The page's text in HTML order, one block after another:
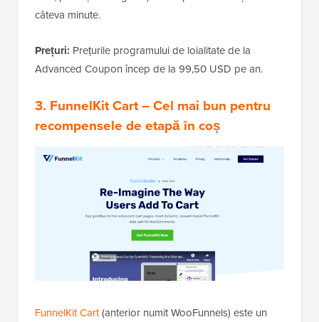
câteva minute.
Prețuri: Prețurile programului de loialitate de la
Advanced Coupon încep de la 99,50 USD pe an.
3. FunnelKit Cart– Cel mai bun pentru
recompensele de etapă în coș
FunnelKit Cart(anterior numit WooFunnels) este un